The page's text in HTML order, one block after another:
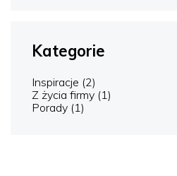
Kategorie
Inspiracje (2)
Z życia firmy (1)
Porady (1)